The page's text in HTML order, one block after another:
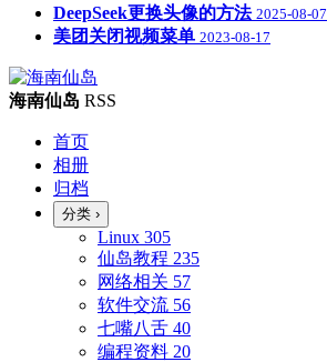
DeepSeek更换头像的方法 2025-08-07
美团关闭视频菜单 2023-08-17
海南仙岛 RSS
首页
相册
归档
分类 ›
Linux 305
仙岛教程 235
网络相关 57
软件交流 56
七嘴八舌 40
编程资料 20